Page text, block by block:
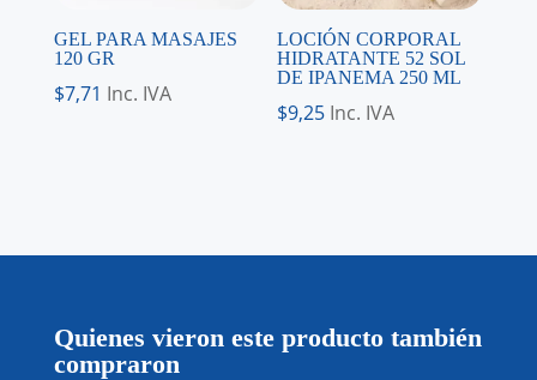
GEL PARA MASAJES
120 GR
$7,71 Inc. IVA
LOCIÓN CORPORAL
HIDRATANTE 52 SOL
DE IPANEMA 250 ML
$9,25 Inc. IVA
Quienes vieron este producto también
compraron